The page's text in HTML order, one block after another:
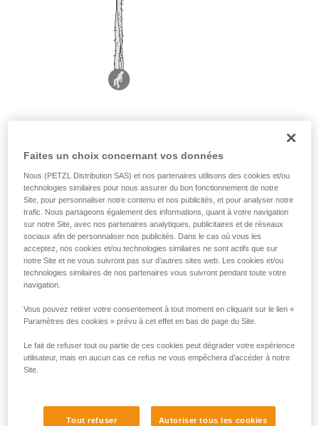
Faites un choix concernant vos données
Nous (PETZL Distribution SAS) et nos partenaires utilisons des cookies et/ou
technologies similaires pour nous assurer du bon fonctionnement de notre
Site, pour personnaliser notre contenu et nos publicités, et pour analyser notre
trafic. Nous partageons également des informations, quant à votre navigation
sur notre Site, avec nos partenaires analytiques, publicitaires et de réseaux
sociaux afin de personnaliser nos publicités. Dans le cas où vous les
acceptez, nos cookies et/ou technologies similaires ne sont actifs que sur
notre Site et ne vous suivront pas sur d’autres sites web. Les cookies et/ou
technologies similaires de nos partenaires vous suivront pendant toute votre
navigation.
Vous pouvez retirer votre consentement à tout moment en cliquant sur le lien «
Paramètres des cookies » prévu à cet effet en bas de page du Site.
Le fait de refuser tout ou partie de ces cookies peut dégrader votre expérience
utilisateur, mais en aucun cas ce refus ne vous empêchera d’accéder à notre
Site.
Tout refuser Autoriser tous les cookies